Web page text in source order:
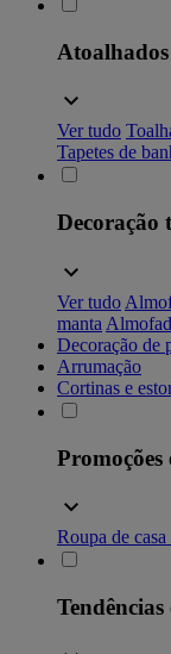
Atoalhados
Ver tudo
Tapetes de
Decoração
Ver tudo
manta
Decoração de
Arrumação
Cortinas e
Promoções
Roupa de
Tendências